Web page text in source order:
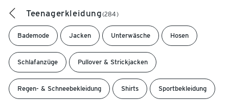
Teenagerkleidung(284)
Bademode Jacken Unterwäsche Hosen
Schlafanzüge Pullover & Strickjacken
Regen- & Schneebekleidung Shirts Sportbekleidung